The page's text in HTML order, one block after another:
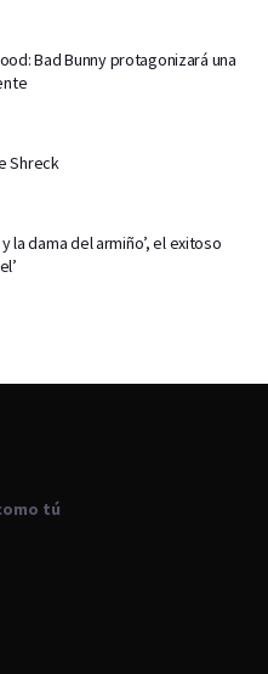
Bad Bunny protagonizará una
Shreck
la dama del armiño’, el exitoso
tú